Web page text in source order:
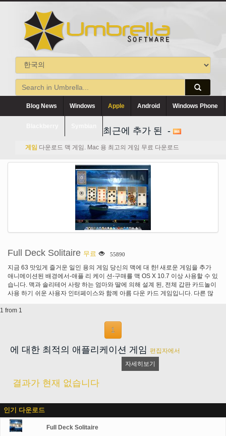
Blog News Windows Apple Android Windows Phone
최근에 추가 된 -
게임 다운로드 맥 게임. Mac 용 최고의 게임 무료 다운로드
Full Deck Solitaire 무료 55890
지금 63 맛있게 즐거운 일인 용의 게임 당신의 맥에 대 한! 새로운 게임을 추가
애니메이션된 배경에서-애플 리 케이 션-구매를 맥 OS X 10.7 이상 사용할 수 있
습니다. 맥과 솔리테어 사랑 하는 엄마와 딸에 의해 설계 된, 전체 갑판 카드놀이
사용 하기 쉬운 사용자 인터페이스와 함께 아름 다운 카드 게임입니다. 다른 많
가 점령 유지. 각 선수는 얼마나 많은 시간 알려, 당신이 승리 하는 게임 게임과
수준의 힌트 시스템 재생 되며 심지어 악수 카드 꽤 그 기묘한 움직임을 보이지
않으면 이동 알 수 있습니다. 게임 게임 팩 1에 포함 된 두 개의 더 놀라운 애니메
이션된 배경으로 고전적인 배경, 당신의 자신의 벽지 또는 달빛 아래 바다의 화
려한 이동 비디오의 옵션이 있다. 무료 게임 포함 클론다이크 3 카드, 클론 다이
크 1 카드, 라스베가스 카드놀이, 프리셀, 이집트의 도둑, 40 도둑, 레드와 블랙,
로얄 퍼레이드, 악마, Canfield, Canfield 1 카드 설정, 이중 Canfield, 거미 4 벌,
거미 1 벌, 거미 2 벌, 피라미드, 트라이 봉우리가 솔리테어, 골프, 골프 주변 코
너, 간격, 몬타나, 포위 성곽, Bisley와 부인 걸 레. 이 고전적인 게임의 대부분은
일 시계, 조임 퀸 즈, 전갈, 전갈 2, 말 벌, 세 마리 눈 먼 쥐, 삼 투, 삼 투에 의해도
서, 유콘, 러시아 카드 놀이, 중국어 솔리테어, 호주 인 내, 요새, 피라미드 골프,
에이스를! 게임 팩 2 추가 미스 밀리, 악마와 도둑, 라 벨 루시, 개미 자리의 팬, 슈
퍼 꽃 정원, 창 고, 잔인 한 일인, 베이커의 다 즌, 스페인어 인 내, 스페인, 포르투
1 from 1
1
에 대한 최적의 애플리케이션 게임 편집자에서
자세히보기
결과가 현재 없습니다
인기 다운로드
Full Deck Solitaire